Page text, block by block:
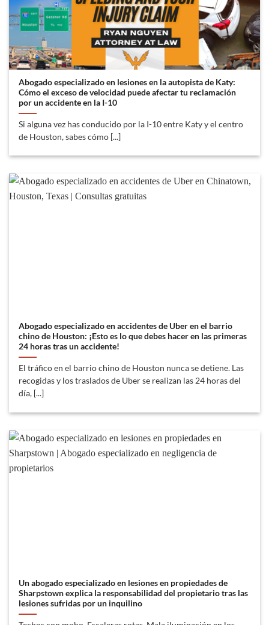
Abogado especializado en lesiones en la autopista de Katy:
Cómo el exceso de velocidad puede afectar tu reclamación
por un accidente en la I-10
Si alguna vez has conducido por la I-10 entre Katy y el centro
de Houston, sabes cómo [...]
Abogado especializado en accidentes de Uber en el barrio
chino de Houston: ¡Esto es lo que debes hacer en las primeras
24 horas tras un accidente!
El tráfico en el barrio chino de Houston nunca se detiene. Las
recogidas y los traslados de Uber se realizan las 24 horas del
día, [...]
Un abogado especializado en lesiones en propiedades de
Sharpstown explica la responsabilidad del propietario tras las
lesiones sufridas por un inquilino